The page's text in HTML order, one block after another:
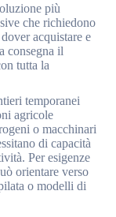
più
che richiedono
acquistare e
consegna il
tutta la
temporanei
agricole
o macchinari
di capacità
Per esigenze
orientare verso
o modelli di